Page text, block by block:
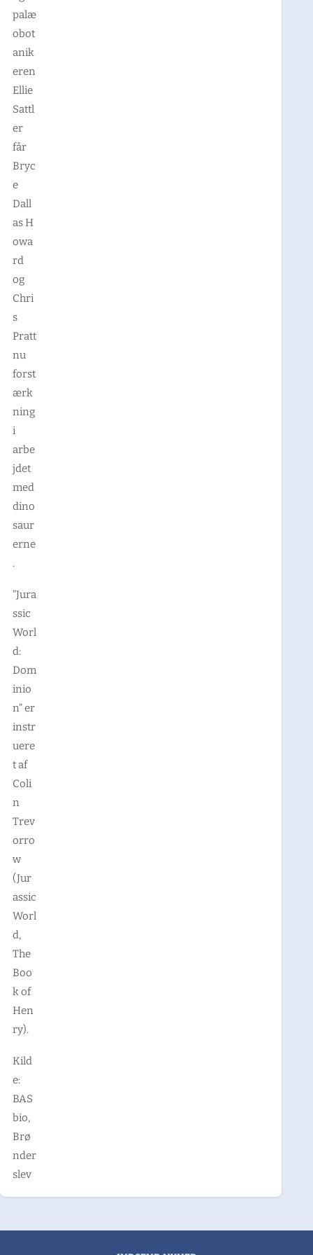
palæ
obot
anik
eren
Ellie
Sattl
er
får
Bryc
e
Dall
as H
owa
rd
og
Chri
s
Pratt
nu
forst
ærk
ning
i
arbe
jdet
med
dino
saur
erne
.
”Jura
ssic
Worl
d:
Dom
inio
n” er
instr
uere
t af
Coli
n
Trev
orro
w
(Jur
assic
Worl
d,
The
Boo
k of
Hen
ry).
Kild
e:
BAS
bio,
Brø
nder
slev